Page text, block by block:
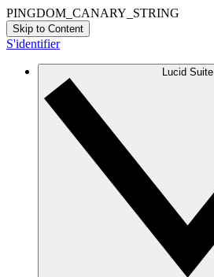
PINGDOM_CANARY_STRING
Skip to Content
S'identifier
Lucid Suite